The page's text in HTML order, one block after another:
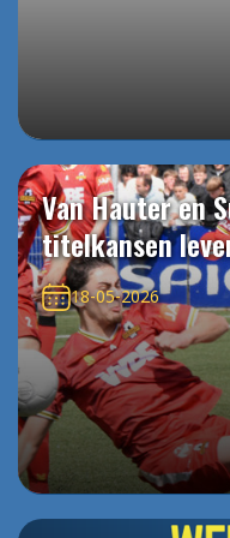
Van Hauter en
titelkansen
18-05-2026